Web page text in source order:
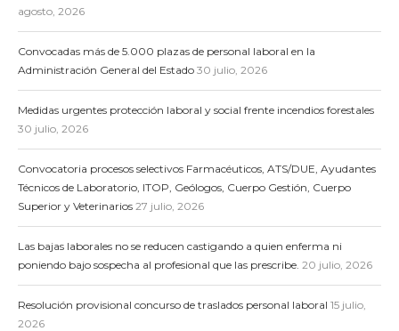
agosto, 2026
Convocadas más de 5.000 plazas de personal laboral en la
Administración General del Estado 30 julio, 2026
Medidas urgentes protección laboral y social frente incendios forestales
30 julio, 2026
Convocatoria procesos selectivos Farmacéuticos, ATS/DUE, Ayudantes
Técnicos de Laboratorio, ITOP, Geólogos, Cuerpo Gestión, Cuerpo
Superior y Veterinarios 27 julio, 2026
Las bajas laborales no se reducen castigando a quien enferma ni
poniendo bajo sospecha al profesional que las prescribe. 20 julio, 2026
Resolución provisional concurso de traslados personal laboral 15 julio,
2026